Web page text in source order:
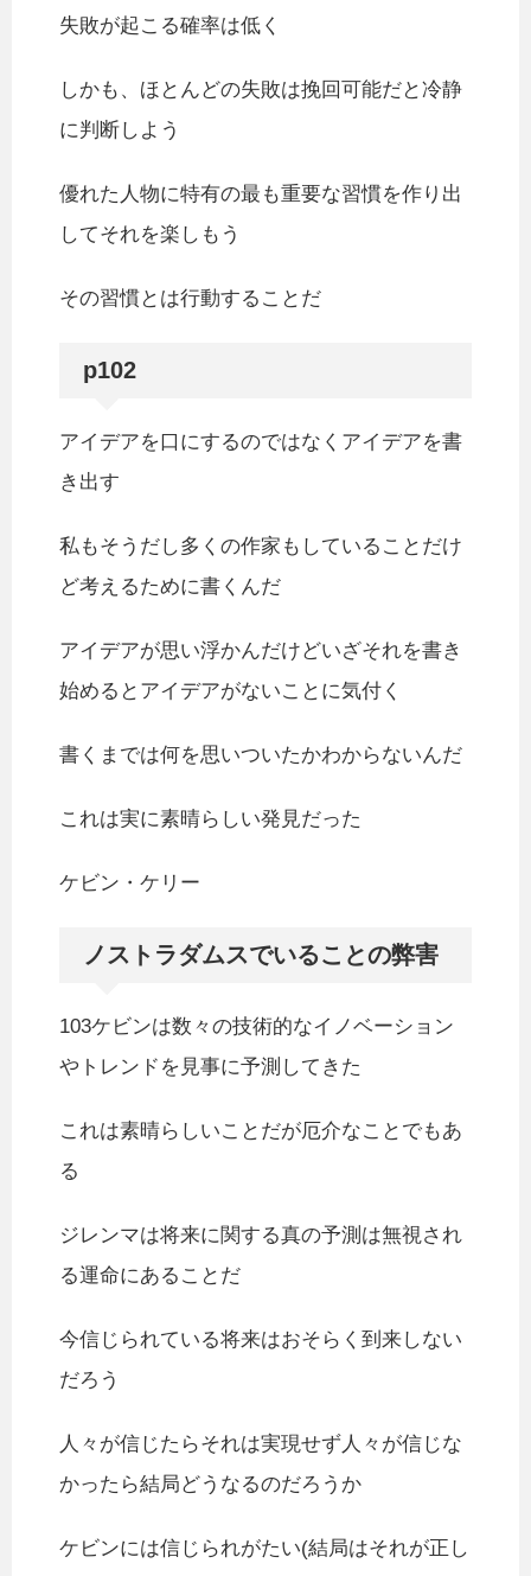
失敗が起こる確率は低く
しかも、ほとんどの失敗は挽回可能だと冷静
に判断しよう
優れた人物に特有の最も重要な習慣を作り出
してそれを楽しもう
その習慣とは行動することだ
p102
アイデアを口にするのではなくアイデアを書
き出す
私もそうだし多くの作家もしていることだけ
ど考えるために書くんだ
アイデアが思い浮かんだけどいざそれを書き
始めるとアイデアがないことに気付く
書くまでは何を思いついたかわからないんだ
これは実に素晴らしい発見だった
ケビン・ケリー
ノストラダムスでいることの弊害
103ケビンは数々の技術的なイノベーション
やトレンドを見事に予測してきた
これは素晴らしいことだが厄介なことでもあ
る
ジレンマは将来に関する真の予測は無視され
る運命にあることだ
今信じられている将来はおそらく到来しない
だろう
人々が信じたらそれは実現せず人々が信じな
かったら結局どうなるのだろうか
ケビンには信じられがたい(結局はそれが正し